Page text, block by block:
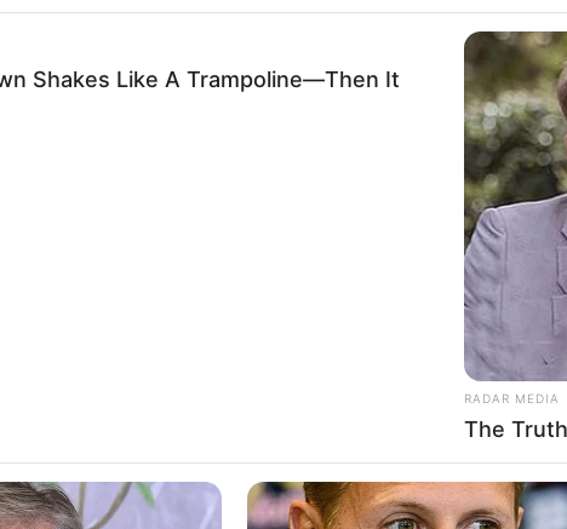
Seiten dieses Projektes sind Affiliate-Angebote integriert.
ohne dass sich dadurch der Preis ändert.
Shakes Like A Trampoline—Then It
RADAR MEDIA
The
Begegnung mit Monster-